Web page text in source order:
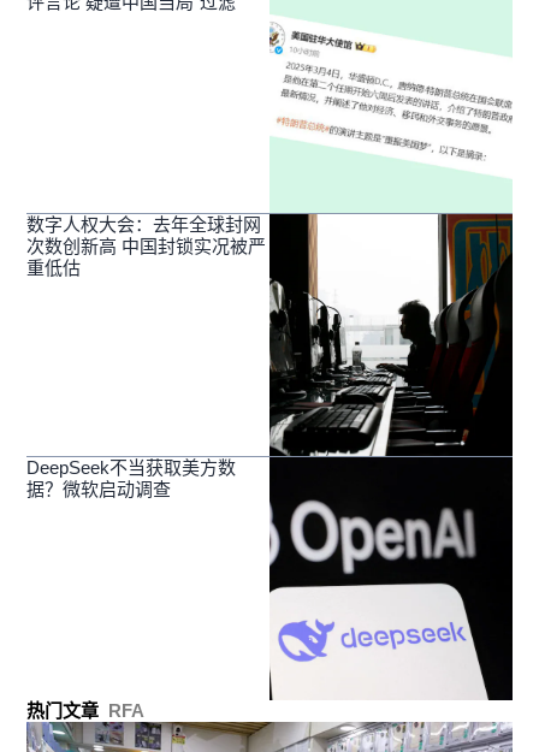
数字人权大会：去年全球封网
次数创新高 中国封锁实况被严
重低估
DeepSeek不当获取美方数
据？微软启动调查
热门文章 RFA